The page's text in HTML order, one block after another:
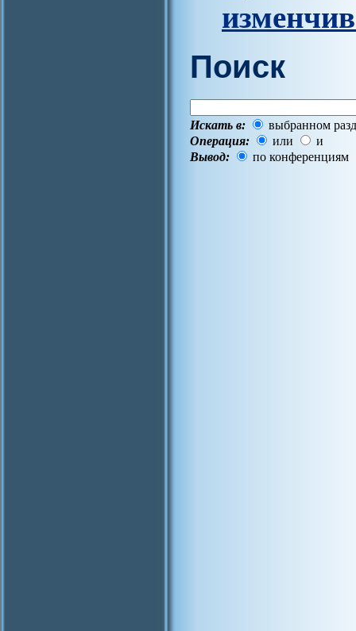
Поиск
Искать в:
выбранном
Операция:
или
и
Вывод:
по конференциям